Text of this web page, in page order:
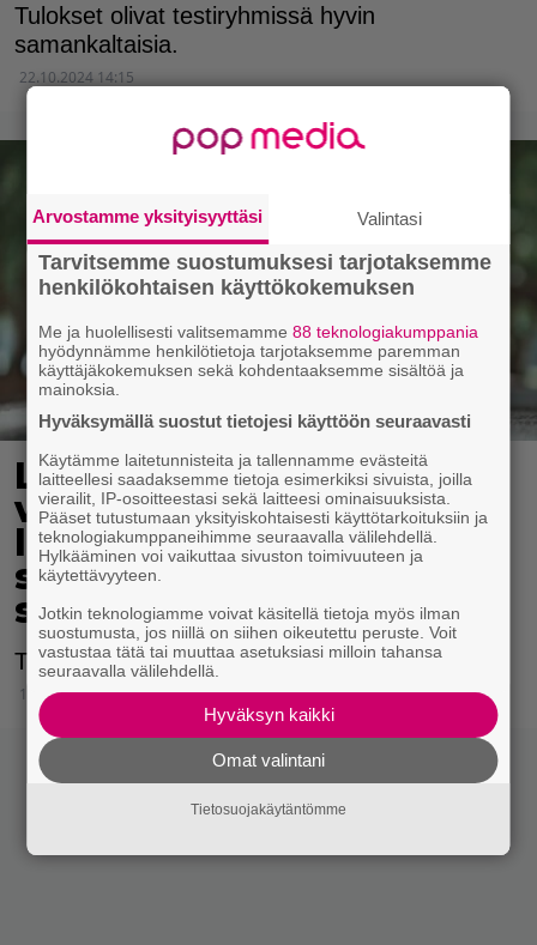
Tulokset olivat testiryhmissä hyvin
samankaltaisia.
22.10.2024 14:15
Liikunta ei välttämättä
vaikutakaan elinikään
luullulla tavalla –
suomalaistutkimus
selvitti asiaa
Tutkimus tehtiin Jyväskylän yliopistossa.
14.6.2024 12:15
Arvostamme yksityisyyttäsi Valintasi
Tarvitsemme suostumuksesi tarjotaksemme
henkilökohtaisen käyttökokemuksen
Me ja huolellisesti valitsemamme88 teknologiakumppania
hyödynnämme henkilötietoja tarjotaksemme paremman
käyttäjäkokemuksen sekä kohdentaaksemme sisältöä ja
mainoksia.
Hyväksymällä suostut tietojesi käyttöön seuraavasti
Käytämme laitetunnisteita ja tallennamme evästeitä
laitteellesi saadaksemme tietoja esimerkiksi sivuista, joilla
vierailit, IP-osoitteestasi sekä laitteesi ominaisuuksista.
Pääset tutustumaan yksityiskohtaisesti käyttötarkoituksiin ja
teknologiakumppaneihimme seuraavalla välilehdellä.
Hylkääminen voi vaikuttaa sivuston toimivuuteen ja
käytettävyyteen.
Jotkin teknologiamme voivat käsitellä tietoja myös ilman
suostumusta, jos niillä on siihen oikeutettu peruste. Voit
vastustaa tätä tai muuttaa asetuksiasi milloin tahansa
seuraavalla välilehdellä.
Hyväksyn kaikki
Omat valintani
Tietosuojakäytäntömme